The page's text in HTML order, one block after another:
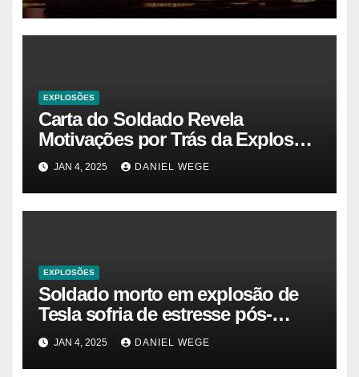
EXPLOSÕES
Carta do Soldado Revela
Motivações por Trás da Explosão
do Cybertruck em Las Vegas –
Gazeta Brasil
JAN 4, 2025 DANIEL WEGE
EXPLOSÕES
Soldado morto em explosão de
Tesla sofria de estresse pós-
traumático e temia ‘colapso’ dos
EUA
JAN 4, 2025 DANIEL WEGE